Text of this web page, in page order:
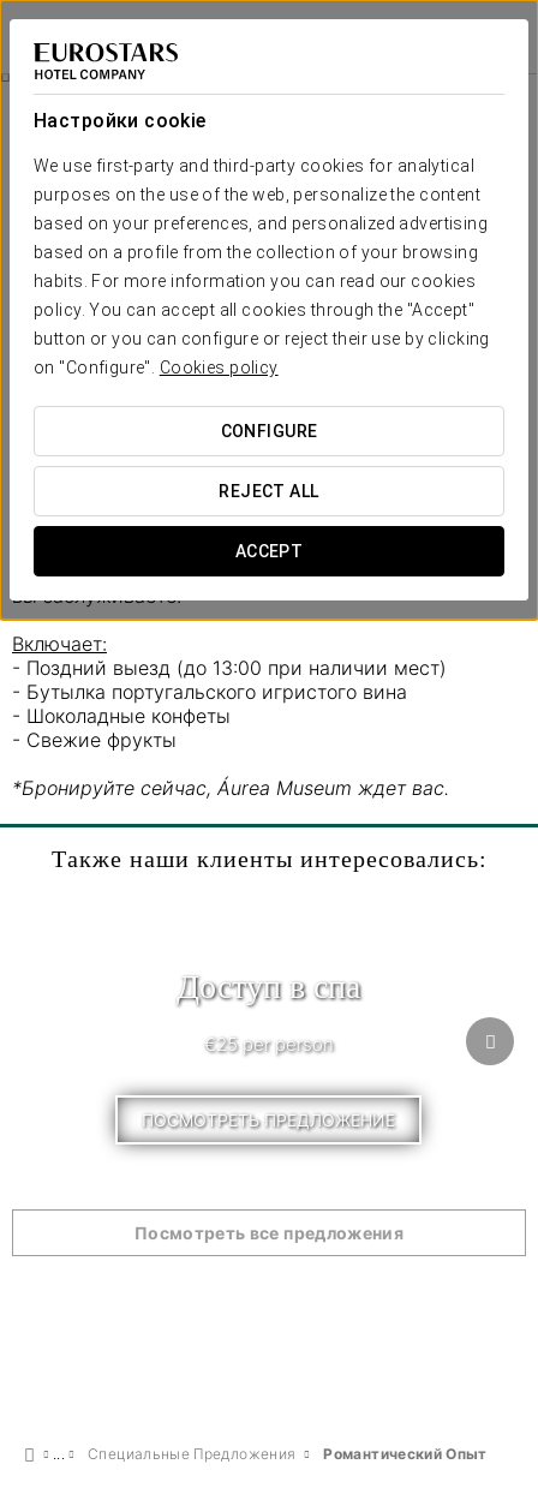
Настройки cookie
We use first-party and third-party cookies for analytical
purposes on the use of the web, personalize the content
based on your preferences, and personalized advertising
based on a profile from the collection of your browsing
habits. For more information you can read our cookies
policy. You can accept all cookies through the "Accept"
button or you can configure or reject their use by clicking
on "Configure". Cookies policy
CONFIGURE
REJECT ALL
ACCEPT
Áurea Museum
ЛИССАБОН
Pомантический Опыт
45 €
Pомантический опыт
Чтобы насладиться вашей любовью вместе в Áurea
Museum.
Не упустите эту возможность. Просыпайтесь без
спешки и разделите уникальные моменты в лучшей
компании. Ведь любовь – это не роскошь… это то, что
вы заслуживаете.
Включает:
- Поздний выезд (до 13:00 при наличии мест)
- Бутылка португальского игристого вина
- Шоколадные конфеты
- Свежие фрукты
*Бронируйте сейчас, Áurea Museum ждет вас.
Также наши клиенты интересовались:
Доступ в спа
€25 per person
ПОСМОТРЕТЬ ПРЕДЛОЖЕНИЕ
Посмотреть все предложения
Специальные Предложения Pомантический Опыт